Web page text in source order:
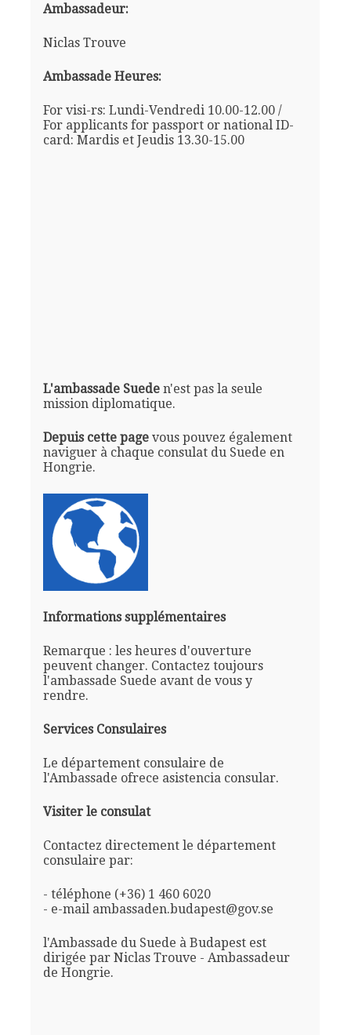
Ambassadeur:
Niclas Trouve
Ambassade Heures:
For visi-rs: Lundi-Vendredi 10.00-12.00 /
For applicants for passport or national ID-
card: Mardis et Jeudis 13.30-15.00
L'ambassade Sueden'est pas la seule
mission diplomatique.
Depuis cette pagevous pouvez également
naviguer à chaque consulat du Suede en
Hongrie.
Informations supplémentaires
Remarque : les heures d'ouverture
peuvent changer. Contactez toujours
l'ambassade Suede avant de vous y
rendre.
Services Consulaires
Le département consulaire de
l'Ambassade ofrece asistencia consular.
Visiter le consulat
Contactez directement le département
consulaire par:
- téléphone (+36) 1 460 6020
- e-mail ambassaden.budapest@gov.se
l'Ambassade du Suede à Budapest est
dirigée par Niclas Trouve - Ambassadeur
de Hongrie.